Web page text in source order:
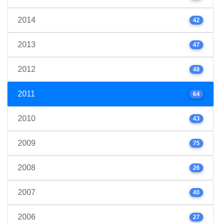
2014 42
2013 47
2012 48
2011 64
2010 43
2009 75
2008 26
2007 40
2006 27